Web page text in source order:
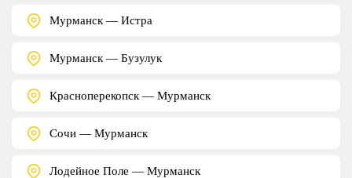
Мурманск — Истра
Мурманск — Бузулук
Красноперекопск — Мурманск
Сочи — Мурманск
Лодейное Поле — Мурманск